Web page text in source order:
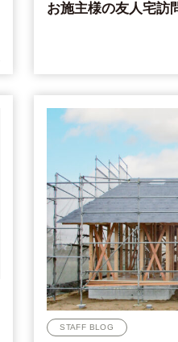
お施主様の友人宅訪
STAFF BLOG